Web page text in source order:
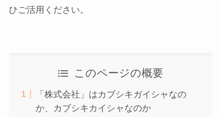
ひご活用ください。
このページの概要
「株式会社」はカブシキガイシャなの
か、カブシキカイシャなのか